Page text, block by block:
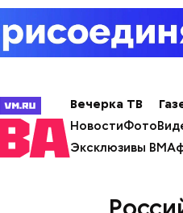
Вечерка ТВ
НовостиФото
Эксклюзивы ВМ